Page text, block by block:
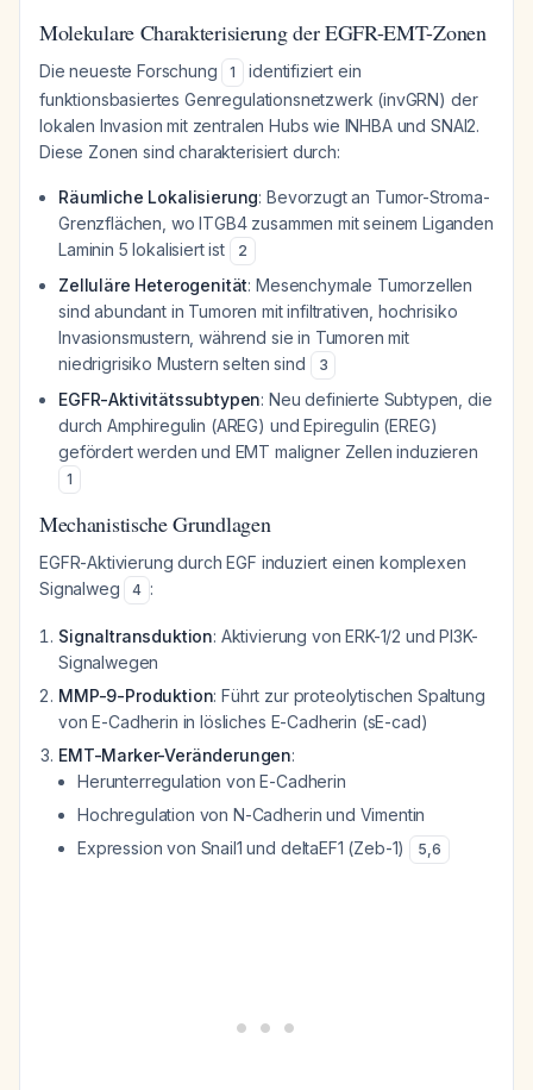
Molekulare Charakterisierung der EGFR-EMT-Zonen
Die neueste Forschung 1
identifiziert ein
funktionsbasiertes Genregulationsnetzwerk (invGRN) der
lokalen Invasion mit zentralen Hubs wie INHBA und SNAI2.
Diese Zonen sind charakterisiert durch:
Räumliche Lokalisierung: Bevorzugt an Tumor-Stroma-
Grenzflächen, wo ITGB4 zusammen mit seinem Liganden
Laminin 5 lokalisiert ist
2
Zelluläre Heterogenität: Mesenchymale Tumorzellen
sind abundant in Tumoren mit infiltrativen, hochrisiko
Invasionsmustern, während sie in Tumoren mit
niedrigrisiko Mustern selten sind
3
EGFR-Aktivitätssubtypen: Neu definierte Subtypen, die
durch Amphiregulin (AREG) und Epiregulin (EREG)
gefördert werden und EMT maligner Zellen induzieren
1
Mechanistische Grundlagen
EGFR-Aktivierung durch EGF induziert einen komplexen
Signalweg
4 :
Signaltransduktion: Aktivierung von ERK-1/2 und PI3K-
Signalwegen
MMP-9-Produktion: Führt zur proteolytischen Spaltung
von E-Cadherin in lösliches E-Cadherin (sE-cad)
EMT-Marker-Veränderungen:
Herunterregulation von E-Cadherin
Hochregulation von N-Cadherin und Vimentin
Expression von Snail1 und deltaEF1 (Zeb-1)
5,6